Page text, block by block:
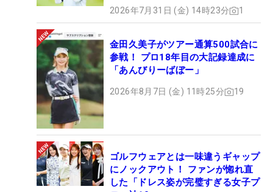
2026年7月31日 (金) 14時23分 1
金田久美子がツアー通算500試合に
参戦！ プロ18年目の大記録達成に
「あんびりーばぼー」
2026年8月7日 (金) 11時25分 19
ゴルフウェアとは一味違うギャップ
にノックアウト！ ファンが惚れ直
した「ドレス姿が完璧すぎる女子プ